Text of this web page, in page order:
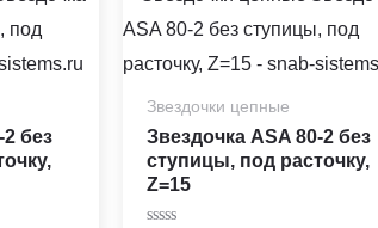
без
Звездочки цепные
Звездочка ASA 80-2 без
ступицы, под расточку,
Z=15